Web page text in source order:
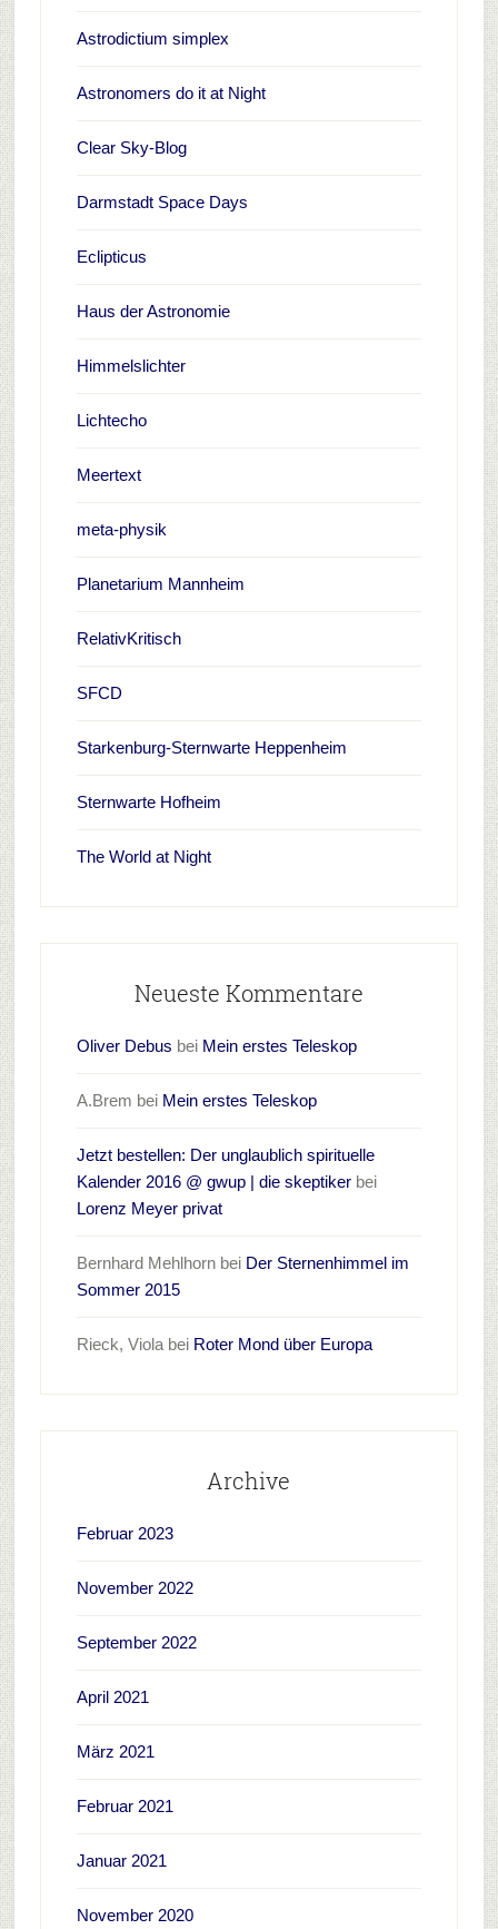
Astrodictium simplex
Astronomers do it at Night
Clear Sky-Blog
Darmstadt Space Days
Eclipticus
Haus der Astronomie
Himmelslichter
Lichtecho
Meertext
meta-physik
Planetarium Mannheim
RelativKritisch
SFCD
Starkenburg-Sternwarte Heppenheim
Sternwarte Hofheim
The World at Night
Neueste Kommentare
Oliver Debus bei Mein erstes Teleskop
A.Brem bei Mein erstes Teleskop
Jetzt bestellen: Der unglaublich spirituelle
Kalender 2016 @ gwup | die skeptikerbei
Lorenz Meyer privat
Bernhard Mehlhornbei Der Sternenhimmel im
Sommer 2015
Rieck, Violabei Roter Mond über Europa
Archive
Februar 2023
November 2022
September 2022
April 2021
März 2021
Februar 2021
Januar 2021
November 2020